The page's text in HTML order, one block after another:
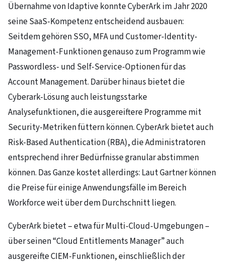
Übernahme von Idaptive konnte CyberArk im Jahr 2020
seine SaaS-Kompetenz entscheidend ausbauen:
Seitdem gehören SSO, MFA und Customer-Identity-
Management-Funktionen genauso zum Programm wie
Passwordless- und Self-Service-Optionen für das
Account Management. Darüber hinaus bietet die
Cyberark-Lösung auch leistungsstarke
Analysefunktionen, die ausgereiftere Programme mit
Security-Metriken füttern können. CyberArk bietet auch
Risk-Based Authentication (RBA), die Administratoren
entsprechend ihrer Bedürfnisse granular abstimmen
können. Das Ganze kostet allerdings: Laut Gartner können
die Preise für einige Anwendungsfälle im Bereich
Workforce weit über dem Durchschnitt liegen.
CyberArk bietet – etwa für Multi-Cloud-Umgebungen –
über seinen “Cloud Entitlements Manager” auch
ausgereifte CIEM-Funktionen, einschließlich der